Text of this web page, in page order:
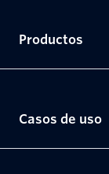
Productos
Casos de uso